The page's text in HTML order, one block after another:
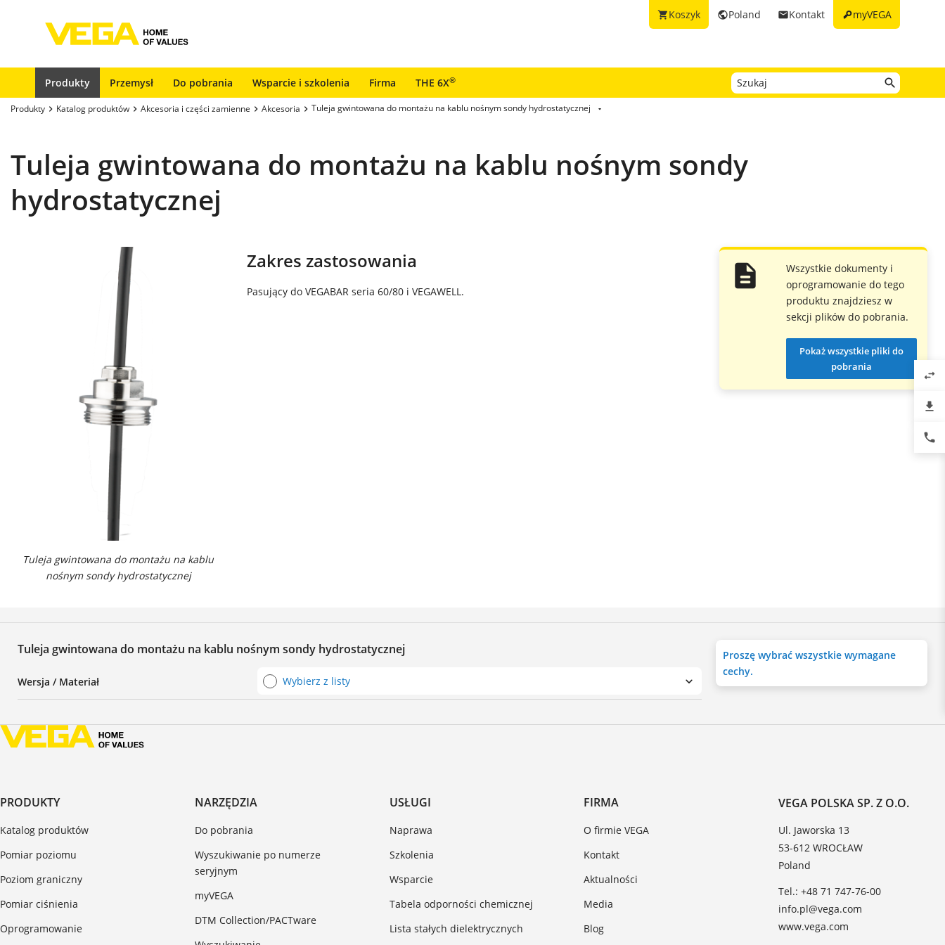
keymyVEGA
emailKontakt
publicPoland
shopping_cartKoszyk
Produkty Przemysł Do pobrania Wsparcie i szkolenia Firma THE 6X®
Produkty Katalog produktów Akcesoria i części zamienne Akcesoria Tuleja gwintowana do montażu na kablu nośnym sondy hydrostatycznej
Tuleja gwintowana do montażu na kablu nośnym sondy
hydrostatycznej
Tuleja gwintowana do montażu na kablu
nośnym sondy hydrostatycznej
Zakres zastosowania
Pasujący do VEGABAR seria 60/80 i VEGAWELL.
Wszystkie dokumenty i
oprogramowanie do tego
produktu znajdziesz w
sekcji plików do pobrania.
Pokaż wszystkie pliki do
pobrania
Tuleja gwintowana do montażu na kablu nośnym sondy hydrostatycznej
Wersja / Materiał Wybierz z listy
Proszę wybrać wszystkie wymagane
cechy.
PRODUKTY
Katalog produktów
Pomiar poziomu
Poziom graniczny
Pomiar ciśnienia
Oprogramowanie
NARZĘDZIA
Do pobrania
Wyszukiwanie po numerze
seryjnym
myVEGA
DTM Collection/PACTware
USŁUGI
Naprawa
Szkolenia
Wsparcie
Tabela odporności chemicznej
Lista stałych dielektrycznych
FIRMA
O firmie VEGA
Kontakt
Aktualności
Media
Blog
VEGA POLSKA SP. Z O.O.
Ul. Jaworska 13
53-612 WROCŁAW
Poland
Tel.: +48 71 747-76-00
info.pl@vega.com
www.vega.com
swap_horiz
file_download
phone